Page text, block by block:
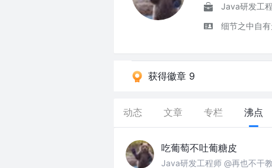
Java研发工
细节之中自
获得徽章 9
动态 文章 专栏 沸点
吃葡萄不吐葡糖皮
Java研发工程师 @再也不干